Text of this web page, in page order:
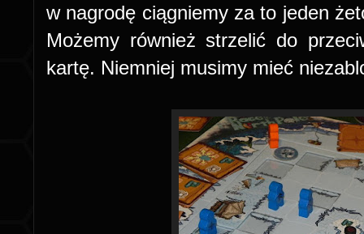
w nagrodę ciągniemy za to jeden
Możemy również strzelić do
kartę. Niemniej musimy mieć